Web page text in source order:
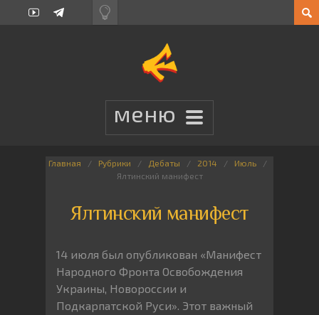
Главная Рубрики Дебаты 2014
Июль
Ялтинский манифест
Ялтинский манифест
14 июля был опубликован «Манифест
Народного Фронта Освобождения
Украины, Новороссии и
Подкарпатской Руси». Этот важный